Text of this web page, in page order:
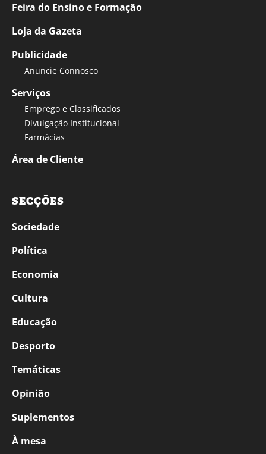
Feira do Ensino e Formação
Loja da Gazeta
Publicidade
Anuncie Connosco
Serviços
Emprego e Classificados
Divulgação Institucional
Farmácias
Área de Cliente
SECÇÕES
Sociedade
Política
Economia
Cultura
Educação
Desporto
Temáticas
Opinião
Suplementos
À mesa